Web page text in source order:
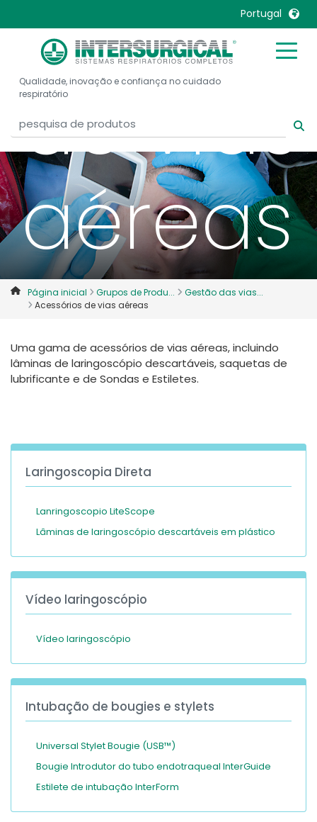
Portugal
United Kingdom
United States
België, Nederlands
Belgique, Français
Canada, English
Canada, Français
China
Colombia
Denmark
Deutschland
France
Malaysia
Mexico
Nederlands
Norway
Portugal
Russia
Sweden
International English
Qualidade, inovação e confiança no cuidado
respiratório
de vias
aéreas
Página inicial Grupos de Produ...
Gestão das vias...
Acessórios de vias aéreas
Uma gama de acessórios de vias aéreas, incluindo
lâminas de laringoscópio descartáveis, saquetas de
lubrificante e de Sondas e Estiletes.
Laringoscopia Direta
Lanringoscopio LiteScope
Lâminas de laringoscópio descartáveis em plástico
Vídeo laringoscópio
Vídeo laringoscópio
Intubação de bougies e stylets
Universal Stylet Bougie (USB™)
Bougie Introdutor do tubo endotraqueal InterGuide
Estilete de intubação InterForm